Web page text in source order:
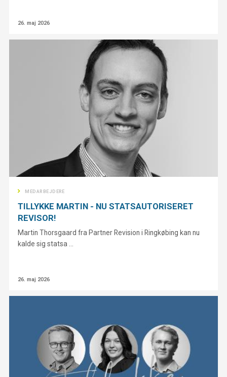
26. maj 2026
MEDARBEJDERE
TILLYKKE MARTIN - NU STATSAUTORISERET
REVISOR!
Martin Thorsgaard fra Partner Revision i Ringkøbing kan nu
kalde sig statsa ...
26. maj 2026